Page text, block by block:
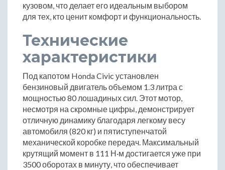
кузовом, что делает его идеальным выбором
для тех, кто ценит комфорт и функциональность.
Технические
характеристики
Под капотом Honda Civic установлен
бензиновый двигатель объемом 1.3 литра с
мощностью 80 лошадиных сил. Этот мотор,
несмотря на скромные цифры, демонстрирует
отличную динамику благодаря легкому весу
автомобиля (820 кг) и пятиступенчатой
механической коробке передач. Максимальный
крутящий момент в 111 Н·м достигается уже при
3500 оборотах в минуту, что обеспечивает